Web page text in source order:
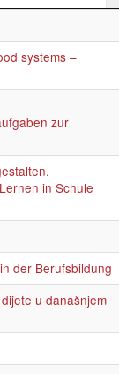
systems –
zur
in Schule
der Berufsbildung
u današnjem